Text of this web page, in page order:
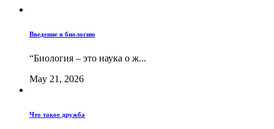
Введение в биологию
“Биология – это наука о ж...
May 21, 2026
Что такое дружба